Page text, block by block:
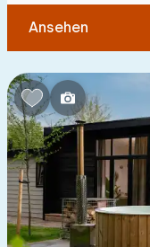
Mindestanzahl
Schlafzimmern:
1 2
Badezimmer:
1 2 3
Ansehen